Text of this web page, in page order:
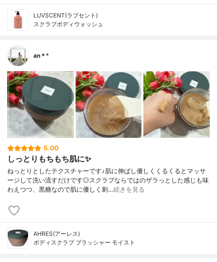
LUVSCENT(ラブセント)
スクラブボディウォッシュ
an＊°
5.00
しっとりもちもち肌に✨
ねっとりとしたテクスチャーです♪肌に伸ばし優しくくるくるとマッサ
ージして洗い流すだけです◎スクラブならではのザラっとした感じも味
わえつつ、黒糖なので肌に優しく刺…続きを見る
AHRES(アーレス)
ボディスクラブ ブラッシャー モイスト